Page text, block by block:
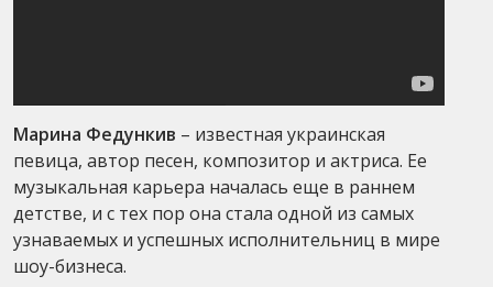
Марина Федункив – известная украинская
певица, автор песен, композитор и актриса. Ее
музыкальная карьера началась еще в раннем
детстве, и с тех пор она стала одной из самых
узнаваемых и успешных исполнительниц в мире
шоу-бизнеса.